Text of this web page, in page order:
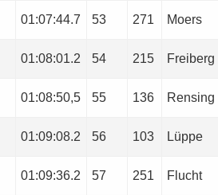
01:07:44.7 53 271 Moers
01:08:01.2 54 215 Freiberg
01:08:50,5 55 136 Rensing
01:09:08.2 56 103 Lüppe
01:09:36.2 57 251 Flucht